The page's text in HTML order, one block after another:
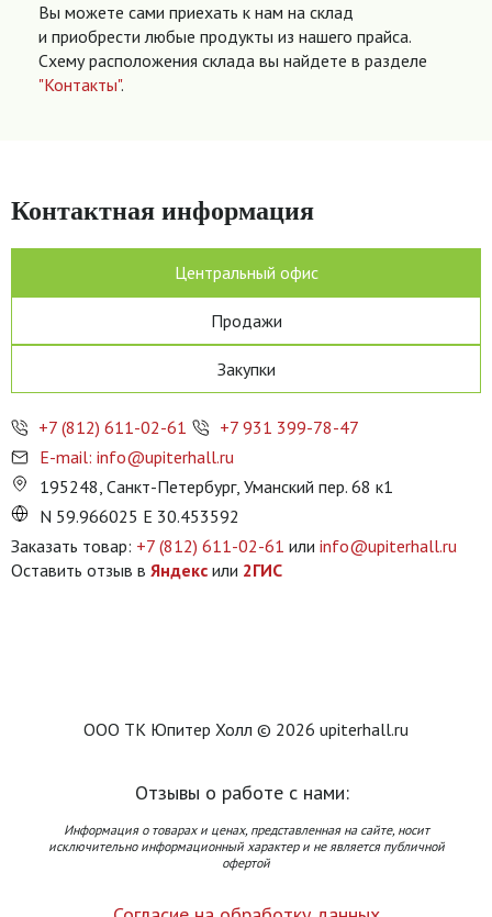
Вы можете сами приехать к нам на склад
и приобрести любые продукты из нашего прайса.
Схему расположения склада вы найдете в разделе
"Контакты".
Контактная информация
Центральный офис
Продажи
Закупки
+7 (812) 611-02-61
+7 931 399-78-47
E-mail: info@upiterhall.ru
195248, Санкт-Петербург, Уманский пер. 68 к1
N 59.966025 E 30.453592
Заказать товар: +7 (812) 611-02-61 или info@upiterhall.ru
Оставить отзыв в Яндекс или 2ГИС
ООО ТК Юпитер Холл © 2026 upiterhall.ru
Отзывы о работе с нами:
Информация о товарах и ценах, представленная на сайте, носит
исключительно информационный характер и не является публичной
офертой